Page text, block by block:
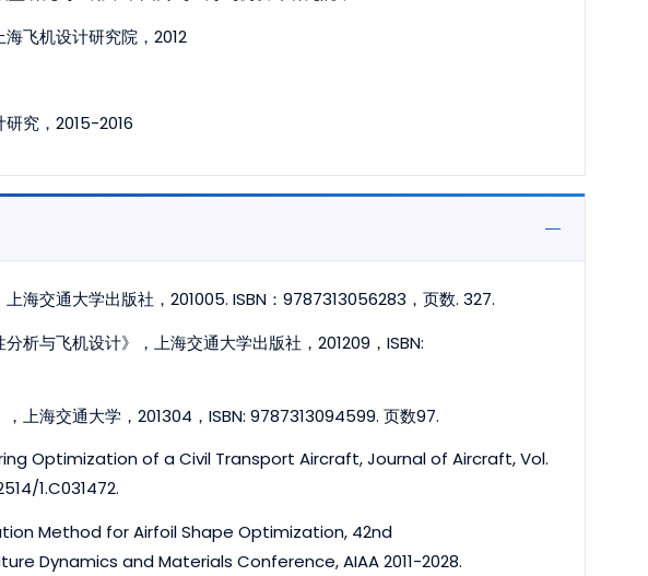
飞机设计研究院，2012
究，2015-2016
海交通大学出版社，201005. ISBN：9787313056283，页数. 327.
析与飞机设计》，上海交通大学出版社，201209，ISBN:
上海交通大学，201304，ISBN: 9787313094599. 页数97.
Optimization of a Civil Transport Aircraft, Journal of Aircraft, Vol.
1.C031472.
Method for Airfoil Shape Optimization, 42nd
Dynamics and Materials Conference, AIAA 2011-2028.